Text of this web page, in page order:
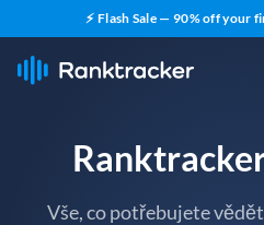
⚡ Flash Sale — 90% off your
Vše, co potřebujete